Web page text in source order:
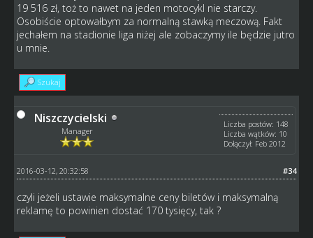
19 516 zł, toż to nawet na jeden motocykl nie starczy.
Osobiście optowałbym za normalną stawką meczową. Fakt
jechałem na stadionie liga niżej ale zobaczymy ile będzie jutro
u mnie.
Szukaj
Niszczycielski
Manager
Liczba postów: 148
Liczba wątków: 10
Dołączył: Feb 2012
#34
2016-03-12, 20:32:58
czyli jeżeli ustawie maksymalne ceny biletów i maksymalną
reklamę to powinien dostać 170 tysięcy, tak ?